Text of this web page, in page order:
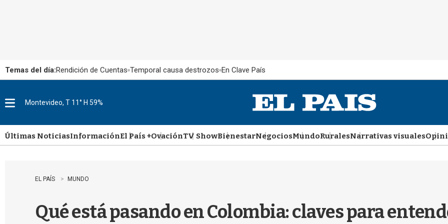
Temas del día:Rendición de Cuentas Temporal causa destrozos En Clave País
u
Montevideo, T 11° H 59%
Últimas NoticiasInformaciónEl País +OvaciónTV ShowBienestarNegociosMundoRuralesNarrativas visuales
EL PAÍS MUNDO
Qué está pasando en Colombia: claves para